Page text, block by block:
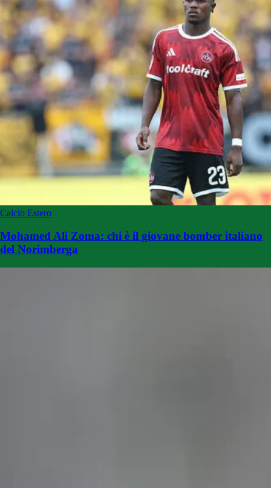
Calcio Estero
Mohamed Ali Zoma: chi è il giovane bomber italiano
del Norimberga